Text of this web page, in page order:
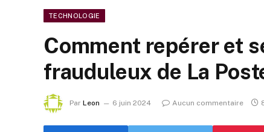
TECHNOLOGIE
Comment repérer et
frauduleux de La
Par Leon 6 juin 2024 Aucun commentaire